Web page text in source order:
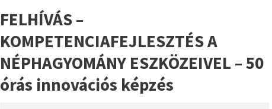
FELHÍVÁS –
KOMPETENCIAFEJLESZTÉS A
NÉPHAGYOMÁNY ESZKÖZEIVEL – 50
órás innovációs képzés